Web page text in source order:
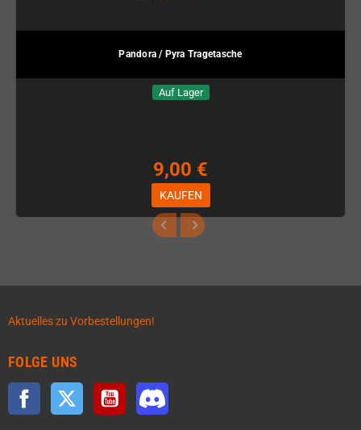
Pandora / Pyra Tragetasche
Auf Lager
9,00 €
KAUFEN
Aktuelles zu Vorbestellungen!
FOLGE UNS
Facebook Twitter YouTube